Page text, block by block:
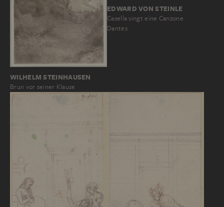
WILHELM STEINHAUSEN
Brun vor seiner Klause
EDWARD VON STEINLE
Casella singt eine Canzone
Dantes